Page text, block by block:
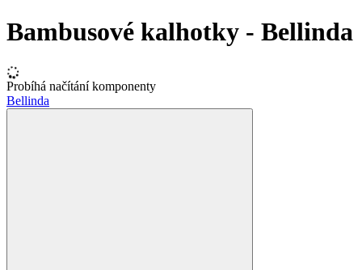
Bambusové kalhotky - Bellinda
Probíhá načítání komponenty
Bellinda